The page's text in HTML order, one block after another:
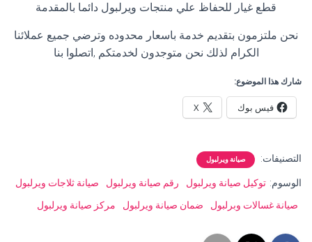
قطع غيار للحفاظ علي منتجات ويرلبول دائما بالمقدمة
نحن ملتزمون بتقديم خدمة باسعار محدوده وترضي جميع عملائنا
الكرام لذلك نحن متوجدون لخدمتكم ,اتصلوا بنا
شارك هذا الموضوع:
فيس بوك X
التصنيفات: صيانة ويرلبول
الوسوم: توكيل صيانة ويرلبول رقم صيانة ويرلبول
صيانة ثلاجات ويرلبول
صيانة غسالات وبرلبول
ضمان صيانة ويرلبول مركز صيانة ويرلبول